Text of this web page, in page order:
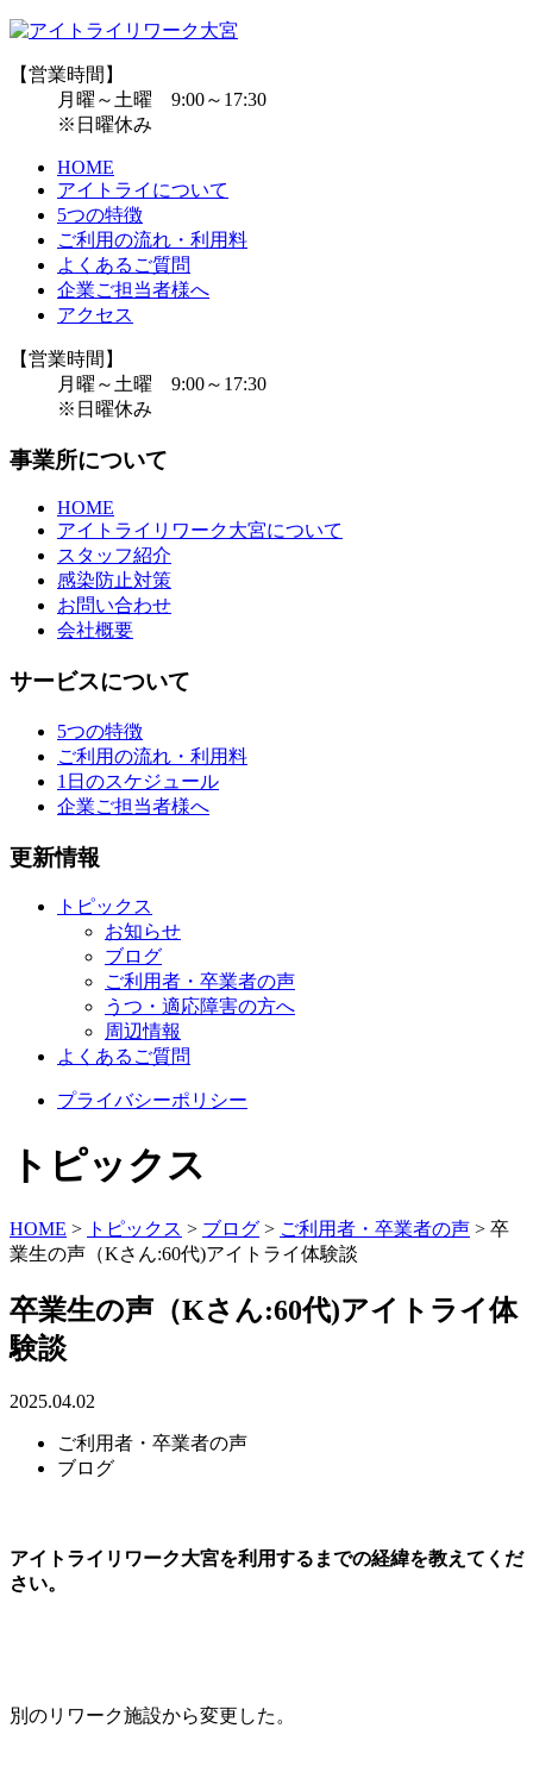
【営業時間】
月曜～土曜 9:00～17:30
※日曜休み
HOME
アイトライについて
5つの特徴
ご利用の流れ・利用料
よくあるご質問
企業ご担当者様へ
アクセス
【営業時間】
月曜～土曜 9:00～17:30
※日曜休み
事業所について
HOME
アイトライリワーク大宮について
スタッフ紹介
感染防止対策
お問い合わせ
会社概要
サービスについて
5つの特徴
ご利用の流れ・利用料
1日のスケジュール
企業ご担当者様へ
更新情報
トピックス
お知らせ
ブログ
ご利用者・卒業者の声
うつ・適応障害の方へ
周辺情報
よくあるご質問
プライバシーポリシー
トピックス
HOME > トピックス > ブログ > ご利用者・卒業者の声 > 卒
業生の声（Kさん:60代)アイトライ体験談
卒業生の声（Kさん:60代)アイトライ体
験談
2025.04.02
ご利用者・卒業者の声
ブログ
アイトライリワーク大宮を利用するまでの経緯を教えてくだ
さい。
別のリワーク施設から変更した。